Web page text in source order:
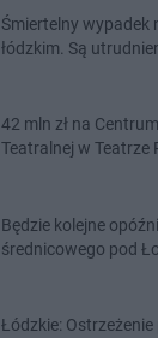
Śmiertelny wypadek
łódzkim. Są
42 mln zł na
Teatralnej w Teatrze
Będzie kolejne
średnicowego pod
Łódzkie: